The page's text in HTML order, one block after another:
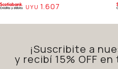
UYU 1.607
¡Suscribite a
y recibí 15% OFF